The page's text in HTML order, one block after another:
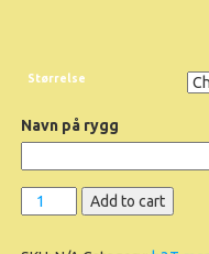
Størrelse
Navn på rygg
h3T
official
Add to cart